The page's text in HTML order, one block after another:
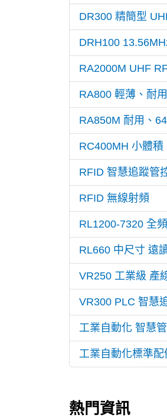
DR300 精簡型
DRH100
RA2000M UHF
RA800 輕薄、耐
RA850M 耐用、
RC400MH 小體
RFID 智慧追蹤管
RFID 無線射頻
RL1200-7320 全
RL660 中尺寸 遠
VR250 工業級 產
VR300 PLC 智慧
工業自動化 智慧
工業自動化標準
熱門資訊